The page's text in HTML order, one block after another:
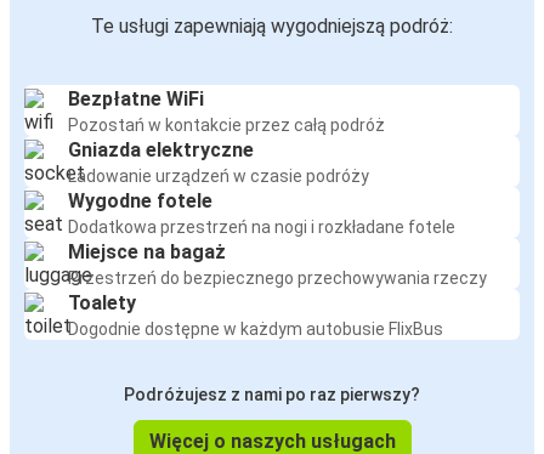
Te usługi zapewniają wygodniejszą podróż:
Bezpłatne WiFi
Pozostań w kontakcie przez całą podróż
Gniazda elektryczne
Ładowanie urządzeń w czasie podróży
Wygodne fotele
Dodatkowa przestrzeń na nogi i rozkładane fotele
Miejsce na bagaż
Przestrzeń do bezpiecznego przechowywania rzeczy
Toalety
Dogodnie dostępne w każdym autobusie FlixBus
Podróżujesz z nami po raz pierwszy?
Więcej o naszych usługach